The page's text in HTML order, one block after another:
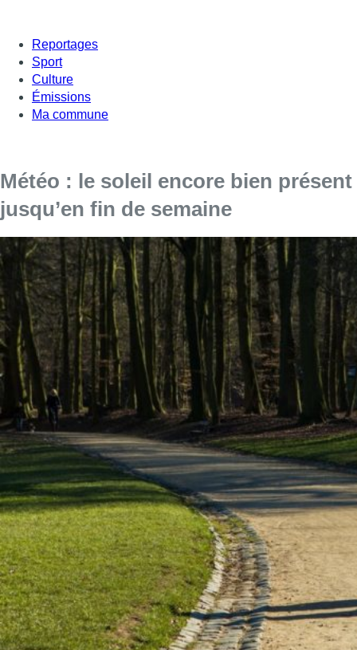
Reportages
Sport
Culture
Émissions
Ma commune
Météo : le soleil encore bien présent
jusqu’en fin de semaine